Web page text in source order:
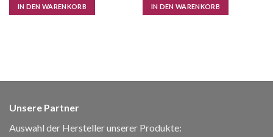
IN DEN WARENKORB IN DEN WARENKORB
Unsere Partner
Auswahl der Hersteller unserer Produkte: